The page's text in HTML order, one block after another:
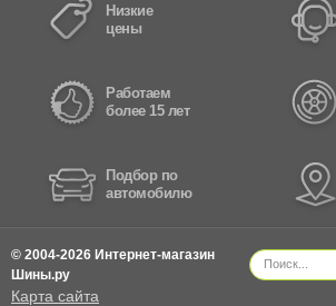
Низкие
цены
Работаем
более 15 лет
Подбор по
автомобилю
© 2004-2026 Интернет-магазин
Шины.ру
Карта сайта